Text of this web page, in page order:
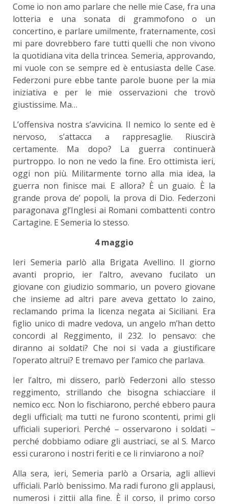
Come io non amo parlare che nelle mie Case, fra una
lotteria e una sonata di grammofono o un
concertino, e parlare umilmente, fraternamente, così
mi pare dovrebbero fare tutti quelli che non vivono
la quotidiana vita della trincea. Semeria, approvando,
mi vuole con se sempre ed è entusiasta delle Case.
Federzoni pure ebbe tante parole buone per la mia
iniziativa e per le mie osservazioni che trovò
giustissime. Ma…
L’offensiva nostra s’avvicina. Il nemico lo sente ed è
nervoso, s’attacca a rappresaglie. Riuscirà
certamente. Ma dopo? La guerra continuerà
purtroppo. Io non ne vedo la fine. Ero ottimista ieri,
oggi non più. Militarmente torno alla mia idea, la
guerra non finisce mai. E allora? È un guaio. È la
grande prova de’ popoli, la prova di Dio. Federzoni
paragonava gl’Inglesi ai Romani combattenti contro
Cartagine. E Semeria lo stesso.
4 maggio
Ieri Semeria parlò alla Brigata Avellino. Il giorno
avanti proprio, ier l’altro, avevano fucilato un
giovane con giudizio sommario, un povero giovane
che insieme ad altri pare aveva gettato lo zaino,
reclamando prima la licenza negata ai Siciliani. Era
figlio unico di madre vedova, un angelo m’han detto
concordi al Reggimento, il 232. Io pensavo: che
diranno ai soldati? Che noi si vada a giustificare
l’operato altrui? E tremavo per l’amico che parlava.
Ier l’altro, mi dissero, parlò Federzoni allo stesso
reggimento, strillando che bisogna schiacciare il
nemico ecc. Non lo fischiarono, perché ebbero paura
degli ufficiali; ma tutti ne furono scontenti, primi gli
ufficiali superiori. Perché – osservarono i soldati –
perché dobbiamo odiare gli austriaci, se al S. Marco
essi curarono i nostri feriti e ce li rinviarono a noi?
Alla sera, ieri, Semeria parlò a Orsaria, agli allievi
ufficiali. Parlò benissimo. Ma radi furono gli applausi,
numerosi i zittii alla fine. È il corso, il primo corso